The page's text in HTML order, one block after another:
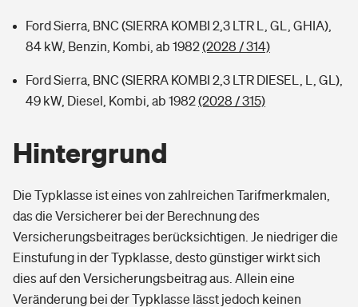
Ford Sierra, BNC (SIERRA KOMBI 2,3 LTR L, GL, GHIA),
84 kW, Benzin, Kombi, ab 1982(2028 / 314)
Ford Sierra, BNC (SIERRA KOMBI 2,3 LTR DIESEL, L, GL),
49 kW, Diesel, Kombi, ab 1982(2028 / 315)
Hintergrund
Die Typklasse ist eines von zahlreichen Tarifmerkmalen,
das die Versicherer bei der Berechnung des
Versicherungsbeitrages berücksichtigen. Je niedriger die
Einstufung in der Typklasse, desto günstiger wirkt sich
dies auf den Versicherungsbeitrag aus. Allein eine
Veränderung bei der Typklasse lässt jedoch keinen